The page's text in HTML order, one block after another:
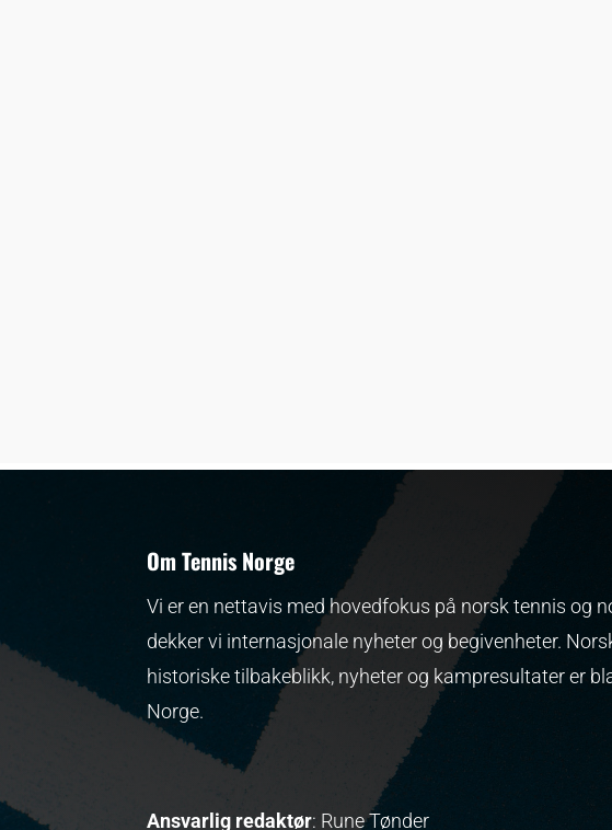
Om Tennis Norge
Vi er en nettavis med hovedfokus på norsk tennis og
dekker vi internasjonale nyheter og begivenheter.
historiske tilbakeblikk, nyheter og kampresultater er
Norge.
Ansvarlig redaktør: Rune Tønder